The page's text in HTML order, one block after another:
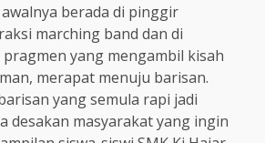
berada di pinggir
marching band dan di
yang mengambil kisah
merapat menuju barisan.
yang semula rapi jadi
desakan masyarakat yang ingin